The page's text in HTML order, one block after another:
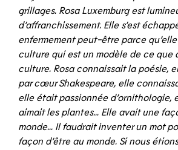
grillages. Rosa Luxemburg est
d’affranchissement. Elle s’est
enfermement peut-être parce
culture qui est un modèle de ce que
culture. Rosa connaissait la poésie,
par cœur Shakespeare, elle
elle était passionnée d’ornithologie,
aimait les plantes… Elle avait une
monde… Il faudrait inventer un mot
façon d’être au monde. Si nous